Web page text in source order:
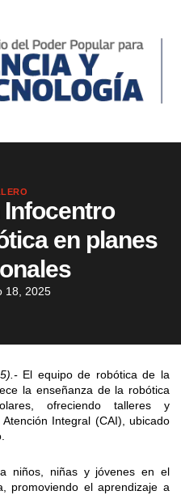
en planes
18, 2025
El equipo de robótica de la
la enseñanza de la robótica
ofreciendo talleres y
Integral (CAI), ubicado
niños, niñas y jóvenes en el
promoviendo el aprendizaje a